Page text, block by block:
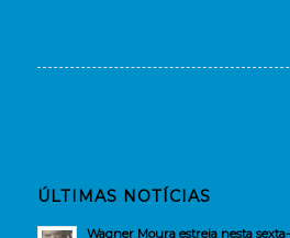
ÚLTIMAS NOTÍCIAS
Wagner Moura estreia nesta